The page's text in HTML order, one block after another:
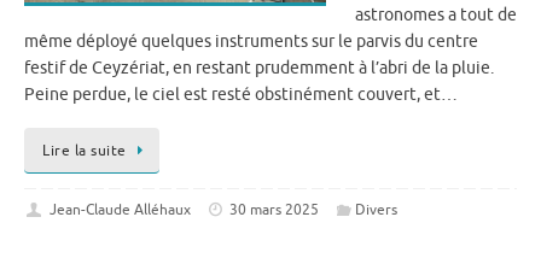
astronomes a tout de
même déployé quelques instruments sur le parvis du centre
festif de Ceyzériat, en restant prudemment à l’abri de la pluie.
Peine perdue, le ciel est resté obstinément couvert, et…
Lire la suite
Jean-Claude Alléhaux 30 mars 2025 Divers